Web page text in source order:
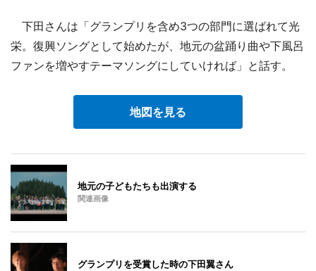
下田さんは「グランプリを含め3つの部門に選ばれて光
栄。復興ソングとして始めたが、地元の盆踊り曲や下風呂
ファンを増やすテーマソングにしていければ」と話す。
地図を見る
地元の子どもたちも出演する
関連画像
グランプリを受賞した時の下田翼さん